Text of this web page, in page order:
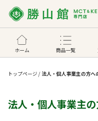
ホーム 商品一覧
トップページ / 法人・個人事業主の方へ
法人・個人事業主